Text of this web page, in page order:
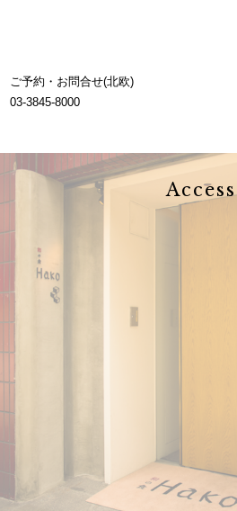
ご予約・お問合せ(北欧)
03-3845-8000
Access